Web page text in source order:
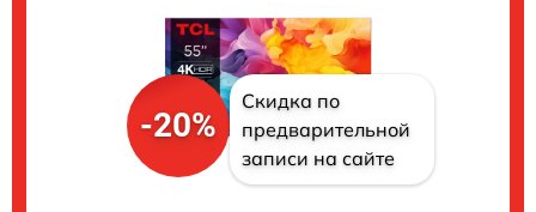
-20%
Скидка по
предварительной
записи на сайте